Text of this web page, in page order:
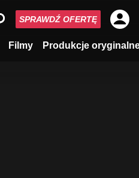
Filmy Produkcje
SPRAWDŹ OFERTĘ